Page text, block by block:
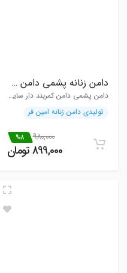
دامن زنانه پشمی دامن چهار خونه
دامن پشمی دامن کمربند دار سایز 36 تا 46 فری
تولیدی دامن زنانه امین فر
980,000
%8
899,000 تومان